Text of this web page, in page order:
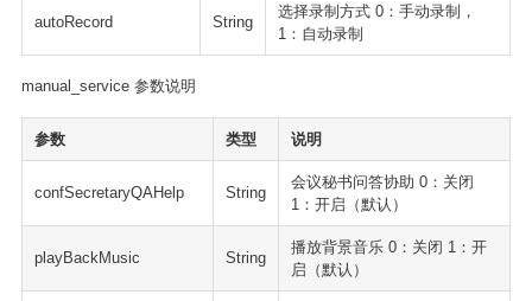
autoRecord String
选择录制方式 0：手动录制，
1：自动录制
manual_service 参数说明
参数 类型 说明
confSecretaryQAHelp String
会议秘书问答协助 0：关闭
1：开启（默认）
playBackMusic String
播放背景音乐 0：关闭 1：开
启（默认）